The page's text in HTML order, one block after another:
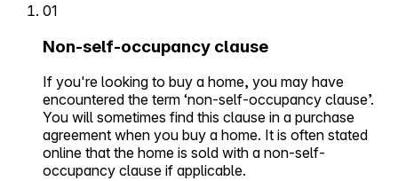
01
Non-self-occupancy clause
If you're looking to buy a home, you may have
encountered the term ‘non-self-occupancy clause’.
You will sometimes find this clause in a purchase
agreement when you buy a home. It is often stated
online that the home is sold with a non-self-
occupancy clause if applicable.